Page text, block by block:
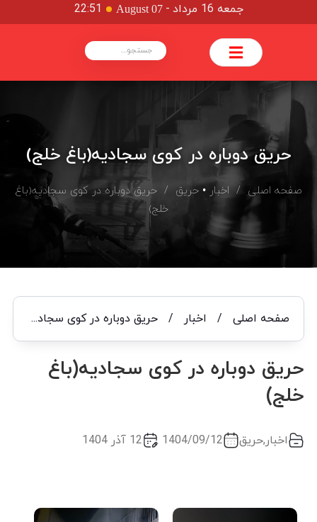
جمعه 16 مرداد -
August 07
22:51
حریق دوباره در کوی سجادیه(باغ خلج)
صفحه اصلی / اخبار • حریق / حریق دوباره در کوی سجادیه(باغ
خلج)
صفحه اصلی/ اخبار / حریق دوباره در کوی سجادیه(باغ خلج)
حریق دوباره در کوی سجادیه(باغ
خلج)
اخبار,حریق 1404/09/12 12 آذر 1404